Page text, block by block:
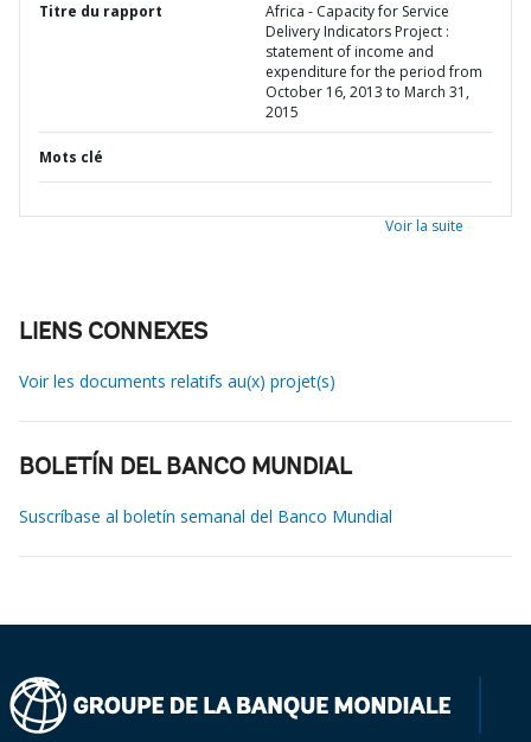
Titre du rapport
Africa - Capacity for Service
Delivery Indicators Project :
statement of income and
expenditure for the period from
October 16, 2013 to March 31,
2015
Mots clé
Voir la suite
LIENS CONNEXES
Voir les documents relatifs au(x) projet(s)
BOLETÍN DEL BANCO MUNDIAL
Suscríbase al boletín semanal del Banco Mundial